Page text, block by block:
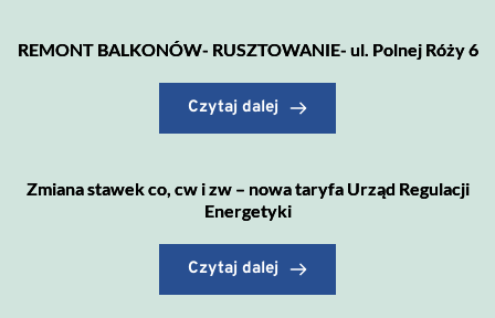
REMONT BALKONÓW- RUSZTOWANIE- ul. Polnej Róży 6
Czytaj dalej
Zmiana stawek co, cw i zw – nowa taryfa Urząd Regulacji
Energetyki
Czytaj dalej